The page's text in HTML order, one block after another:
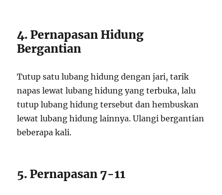
4. Pernapasan Hidung
Bergantian
Tutup satu lubang hidung dengan jari, tarik
napas lewat lubang hidung yang terbuka, lalu
tutup lubang hidung tersebut dan hembuskan
lewat lubang hidung lainnya. Ulangi bergantian
beberapa kali.
5. Pernapasan 7-11